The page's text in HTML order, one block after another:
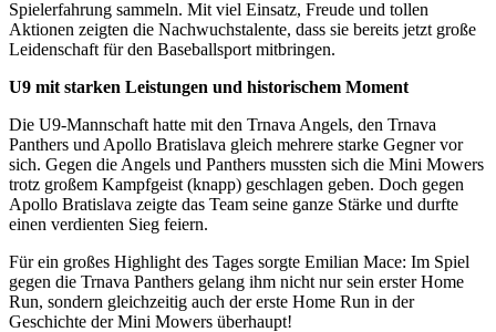
Spielerfahrung sammeln. Mit viel Einsatz, Freude und tollen
Aktionen zeigten die Nachwuchstalente, dass sie bereits jetzt große
Leidenschaft für den Baseballsport mitbringen.
U9 mit starken Leistungen und historischem Moment
Die U9-Mannschaft hatte mit den Trnava Angels, den Trnava
Panthers und Apollo Bratislava gleich mehrere starke Gegner vor
sich. Gegen die Angels und Panthers mussten sich die Mini Mowers
trotz großem Kampfgeist (knapp) geschlagen geben. Doch gegen
Apollo Bratislava zeigte das Team seine ganze Stärke und durfte
einen verdienten Sieg feiern.
Für ein großes Highlight des Tages sorgte Emilian Mace: Im Spiel
gegen die Trnava Panthers gelang ihm nicht nur sein erster Home
Run, sondern gleichzeitig auch der erste Home Run in der
Geschichte der Mini Mowers überhaupt!